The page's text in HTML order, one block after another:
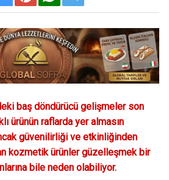
baş döndürücü gelişmeler son
ürünün raflarda yer almasın
güvenilirliği ve etkinliğinden
kozmetik ürünler güzelleşmek bir
bile neden olabiliyor.